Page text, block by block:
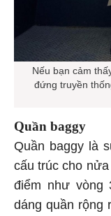
Nếu bạn cảm
đứng truyền
Quần baggy
Quần baggy là
cấu trúc cho
điểm như vòng
dáng quần rộng